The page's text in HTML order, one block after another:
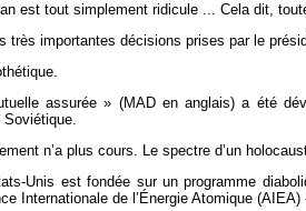
est tout simplement ridicule ... Cela dit,
très importantes décisions prises par le
assurée » (MAD en anglais) a été
Soviétique.
n’a plus cours. Le spectre d’un
Unis est fondée sur un programme
Internationale de l’Énergie Atomique